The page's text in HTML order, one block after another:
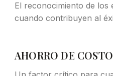
El reconocimiento de los
cuando contribuyen al
AHORRO DE